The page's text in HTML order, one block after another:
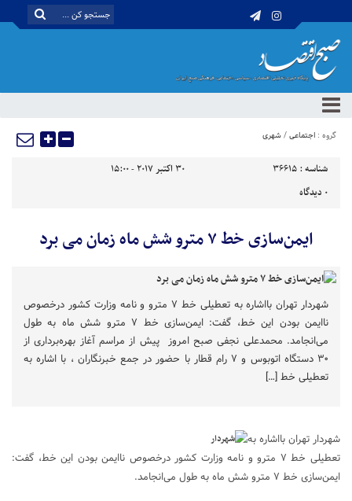
گروه : اجتماعی/شهری
شناسه : 36615
30 اکتبر 2017 - 15:00
0 دیدگاه
ایمن‌سازی خط ۷ مترو شش ماه زمان می برد
شهردار تهران بااشاره به تعطیلی خط ۷ مترو و نامه وزارت کشور درخصوص
ناایمن بودن این خط، گفت: ایمن‌سازی خط ۷ مترو شش ماه به طول
می‌انجامد. محمدعلی نجفی صبح امروز پیش از مراسم آغاز بهره‌برداری از
۳۰ دستگاه اتوبوس و ۷ رام قطار با حضور در جمع خبرنگاران ، با اشاره به
تعطیلی خط […]
شهردار تهران بااشاره به
تعطیلی خط ۷ مترو و نامه وزارت کشور درخصوص ناایمن بودن این خط، گفت:
ایمن‌سازی خط ۷ مترو شش ماه به طول می‌انجامد.